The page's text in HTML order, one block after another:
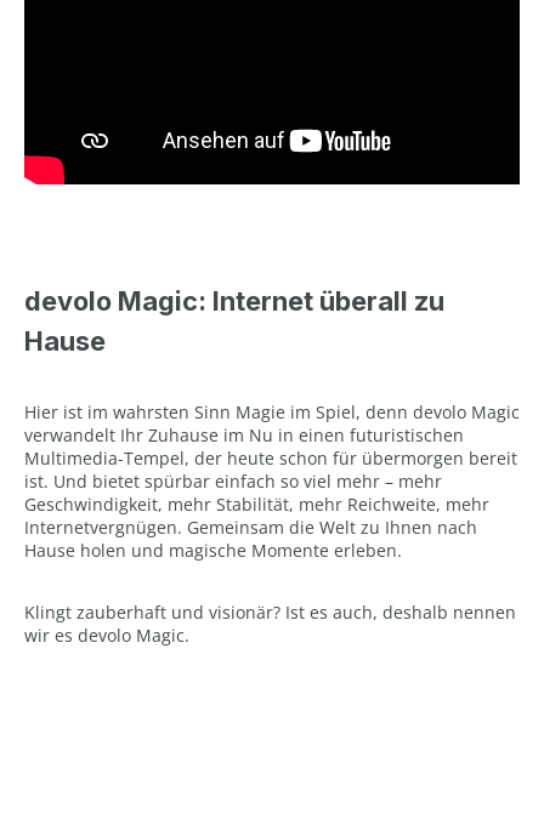
devolo Magic: Internet überall zu
Hause
Hier ist im wahrsten Sinn Magie im Spiel, denn devolo Magic
verwandelt Ihr Zuhause im Nu in einen futuristischen
Multimedia-Tempel, der heute schon für übermorgen bereit
ist. Und bietet spürbar einfach so viel mehr – mehr
Geschwindigkeit, mehr Stabilität, mehr Reichweite, mehr
Internetvergnügen. Gemeinsam die Welt zu Ihnen nach
Hause holen und magische Momente erleben.
Klingt zauberhaft und visionär? Ist es auch, deshalb nennen
wir es devolo Magic.